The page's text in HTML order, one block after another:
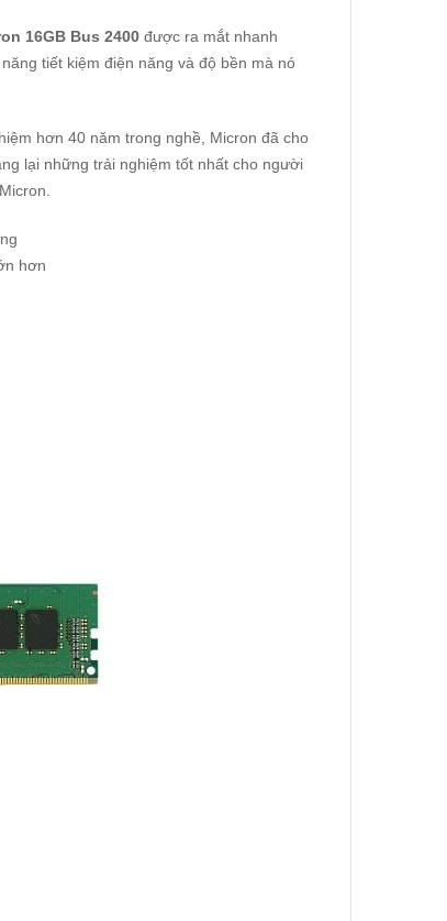
16GB Bus 2400 được ra mắt nhanh
tiết kiệm điện năng và độ bền mà nó
hơn 40 năm trong nghề, Micron đã cho
lại những trải nghiệm tốt nhất cho người
hơn